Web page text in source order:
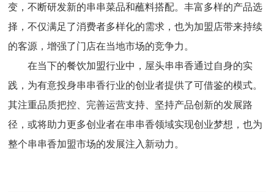
变，不断研发新的串串菜品和蘸料搭配。丰富多样的产品选
择，不仅满足了消费者多样化的需求，也为加盟店带来持续
的客源，增强了门店在当地市场的竞争力。
在当下的餐饮加盟行业中，屋头串串香通过自身的实
践，为有意投身串串香行业的创业者提供了可借鉴的模式。
其注重品质把控、完善运营支持、坚持产品创新的发展路
径，或将助力更多创业者在串串香领域实现创业梦想，也为
整个串串香加盟市场的发展注入新动力。